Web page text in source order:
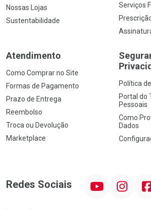
Nossas Lojas
Sustentabilidade
Serviços
Atendimento
Como Comprar no Site
Formas de Pagamento
Prazo de Entrega
Reembolso
Troca ou Devolução
Marketplace
Política
Portal do
Pessoais
Como
Dados
Redes Sociais Instagram